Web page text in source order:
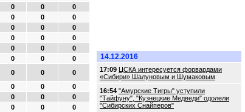
0 0
0
0 0
0
0 0
0
0 0
0
0 0
0
0 0
0
0 0
0
0 0
0
0 0
0
0 0
0
14.12.2016
17:09 ЦСКА интересуется форвардами
«Сибири» Шалуновым и Шумаковым
16:54 "Амурские Тигры" уступили
"Тайфуну", "Кузнецкие Медведи" одолели
"Сибирских Снайперов"